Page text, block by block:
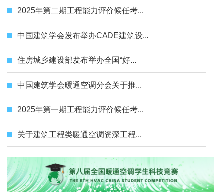
2025年第二期工程能力评价候任考...
中国建筑学会发布举办CADE建筑设...
住房城乡建设部发布举办全国“好...
中国建筑学会暖通空调分会关于推...
2025年第一期工程能力评价候任考...
关于建筑工程类暖通空调资深工程...